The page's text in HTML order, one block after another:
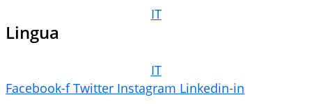
IT
Lingua
IT
Facebook-f Twitter Instagram Linkedin-in